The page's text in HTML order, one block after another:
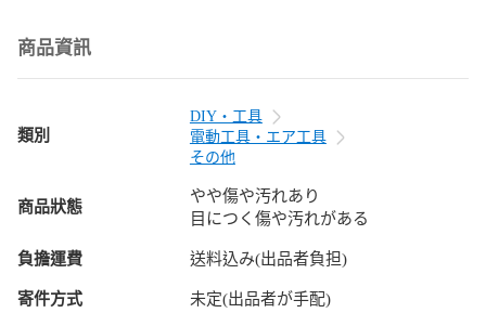
もございます。
併売のタイミングにより在庫切れとなってしまう場合もござ
いますのでご了承ください。
【保証について】
商品が到着したらすぐに受取評価はせず、内容や動作に不備
万が一、不備がございましたら商品到着後から7日間以内に、
取引メッセージにてご連絡をお願い致します。
バッテリー及び先端工具などの消耗品は保証の対象外となり
ます。
問題が解決していない状態での受取評価・キャンセル申請は
お控えください。
商品資訊
類別
DIY・工具
電動工具・エア工具
その他
商品狀態
やや傷や汚れあり
目につく傷や汚れがある
負擔運費 送料込み(出品者負担)
寄件方式 未定(出品者が手配)